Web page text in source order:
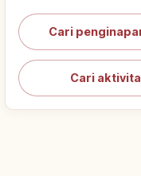
Cari
Cari